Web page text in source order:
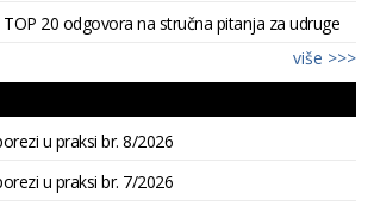
TOP 20 odgovora na stručna pitanja za udruge
više >>>
u praksi br. 8/2026
u praksi br. 7/2026